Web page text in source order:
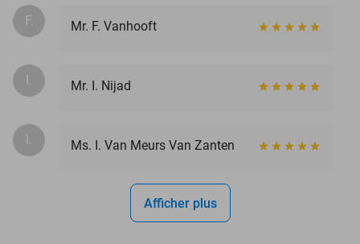
F. Mr. F. Vanhooft
I. Mr. I. Nijad
I. Ms. I. Van Meurs Van Zanten
Afficher plus